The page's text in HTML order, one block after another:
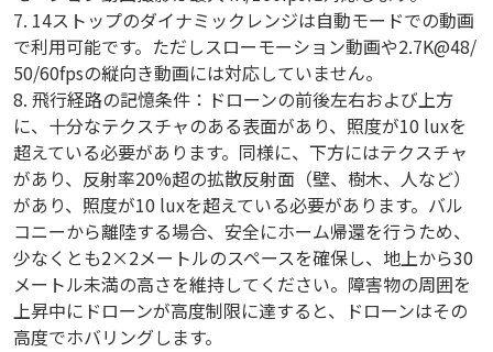
7. 14ストップのダイナミックレンジは自動モードでの動画
で利用可能です。ただしスローモーション動画や2.7K@48/
50/60fpsの縦向き動画には対応していません。
8. 飛行経路の記憶条件：ドローンの前後左右および上方
に、十分なテクスチャのある表面があり、照度が10 luxを
超えている必要があります。同様に、下方にはテクスチャ
があり、反射率20%超の拡散反射面（壁、樹木、人など）
があり、照度が10 luxを超えている必要があります。バル
コニーから離陸する場合、安全にホーム帰還を行うため、
少なくとも2×2メートルのスペースを確保し、地上から30
メートル未満の高さを維持してください。障害物の周囲を
上昇中にドローンが高度制限に達すると、ドローンはその
高度でホバリングします。